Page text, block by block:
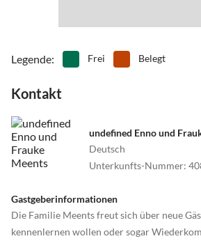
Legende: Frei Belegt
Kontakt
undefined Enno und
Deutsch
Unterkunfts-Nummer:
Gastgeberinformationen
Die Familie Meents freut sich über neue
kennenlernen wollen oder sogar